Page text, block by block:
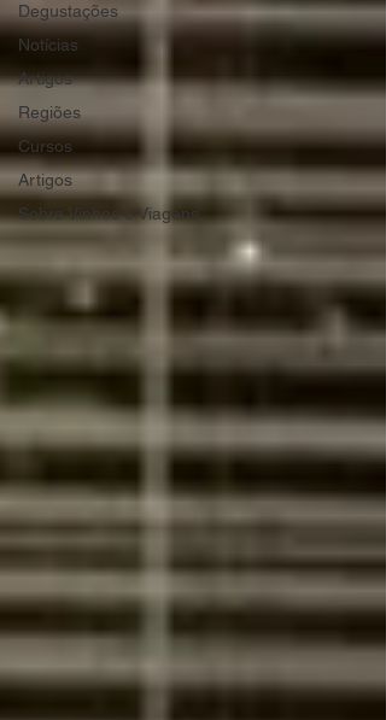
Degustações
Notícias
Artigos
Regiões
Cursos
Artigos
Sobre Vinhos e Viagens